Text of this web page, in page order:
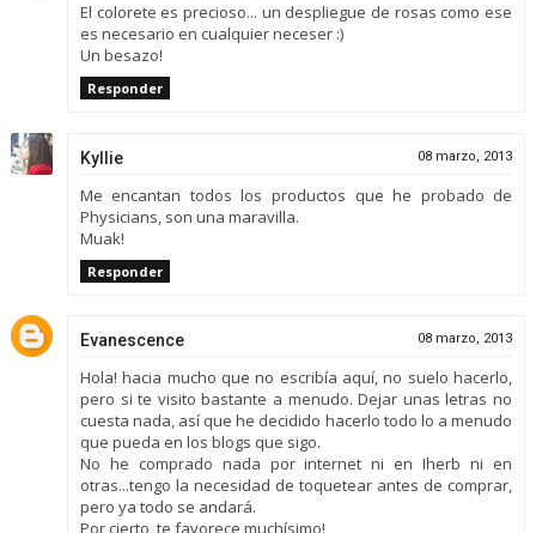
El colorete es precioso... un despliegue de rosas como ese
es necesario en cualquier neceser :)
Un besazo!
Responder
Kyllie 08 marzo, 2013
Me encantan todos los productos que he probado de
Physicians, son una maravilla.
Muak!
Responder
Evanescence 08 marzo, 2013
Hola! hacia mucho que no escribía aquí, no suelo hacerlo,
pero si te visito bastante a menudo. Dejar unas letras no
cuesta nada, así que he decidido hacerlo todo lo a menudo
que pueda en los blogs que sigo.
No he comprado nada por internet ni en Iherb ni en
otras...tengo la necesidad de toquetear antes de comprar,
pero ya todo se andará.